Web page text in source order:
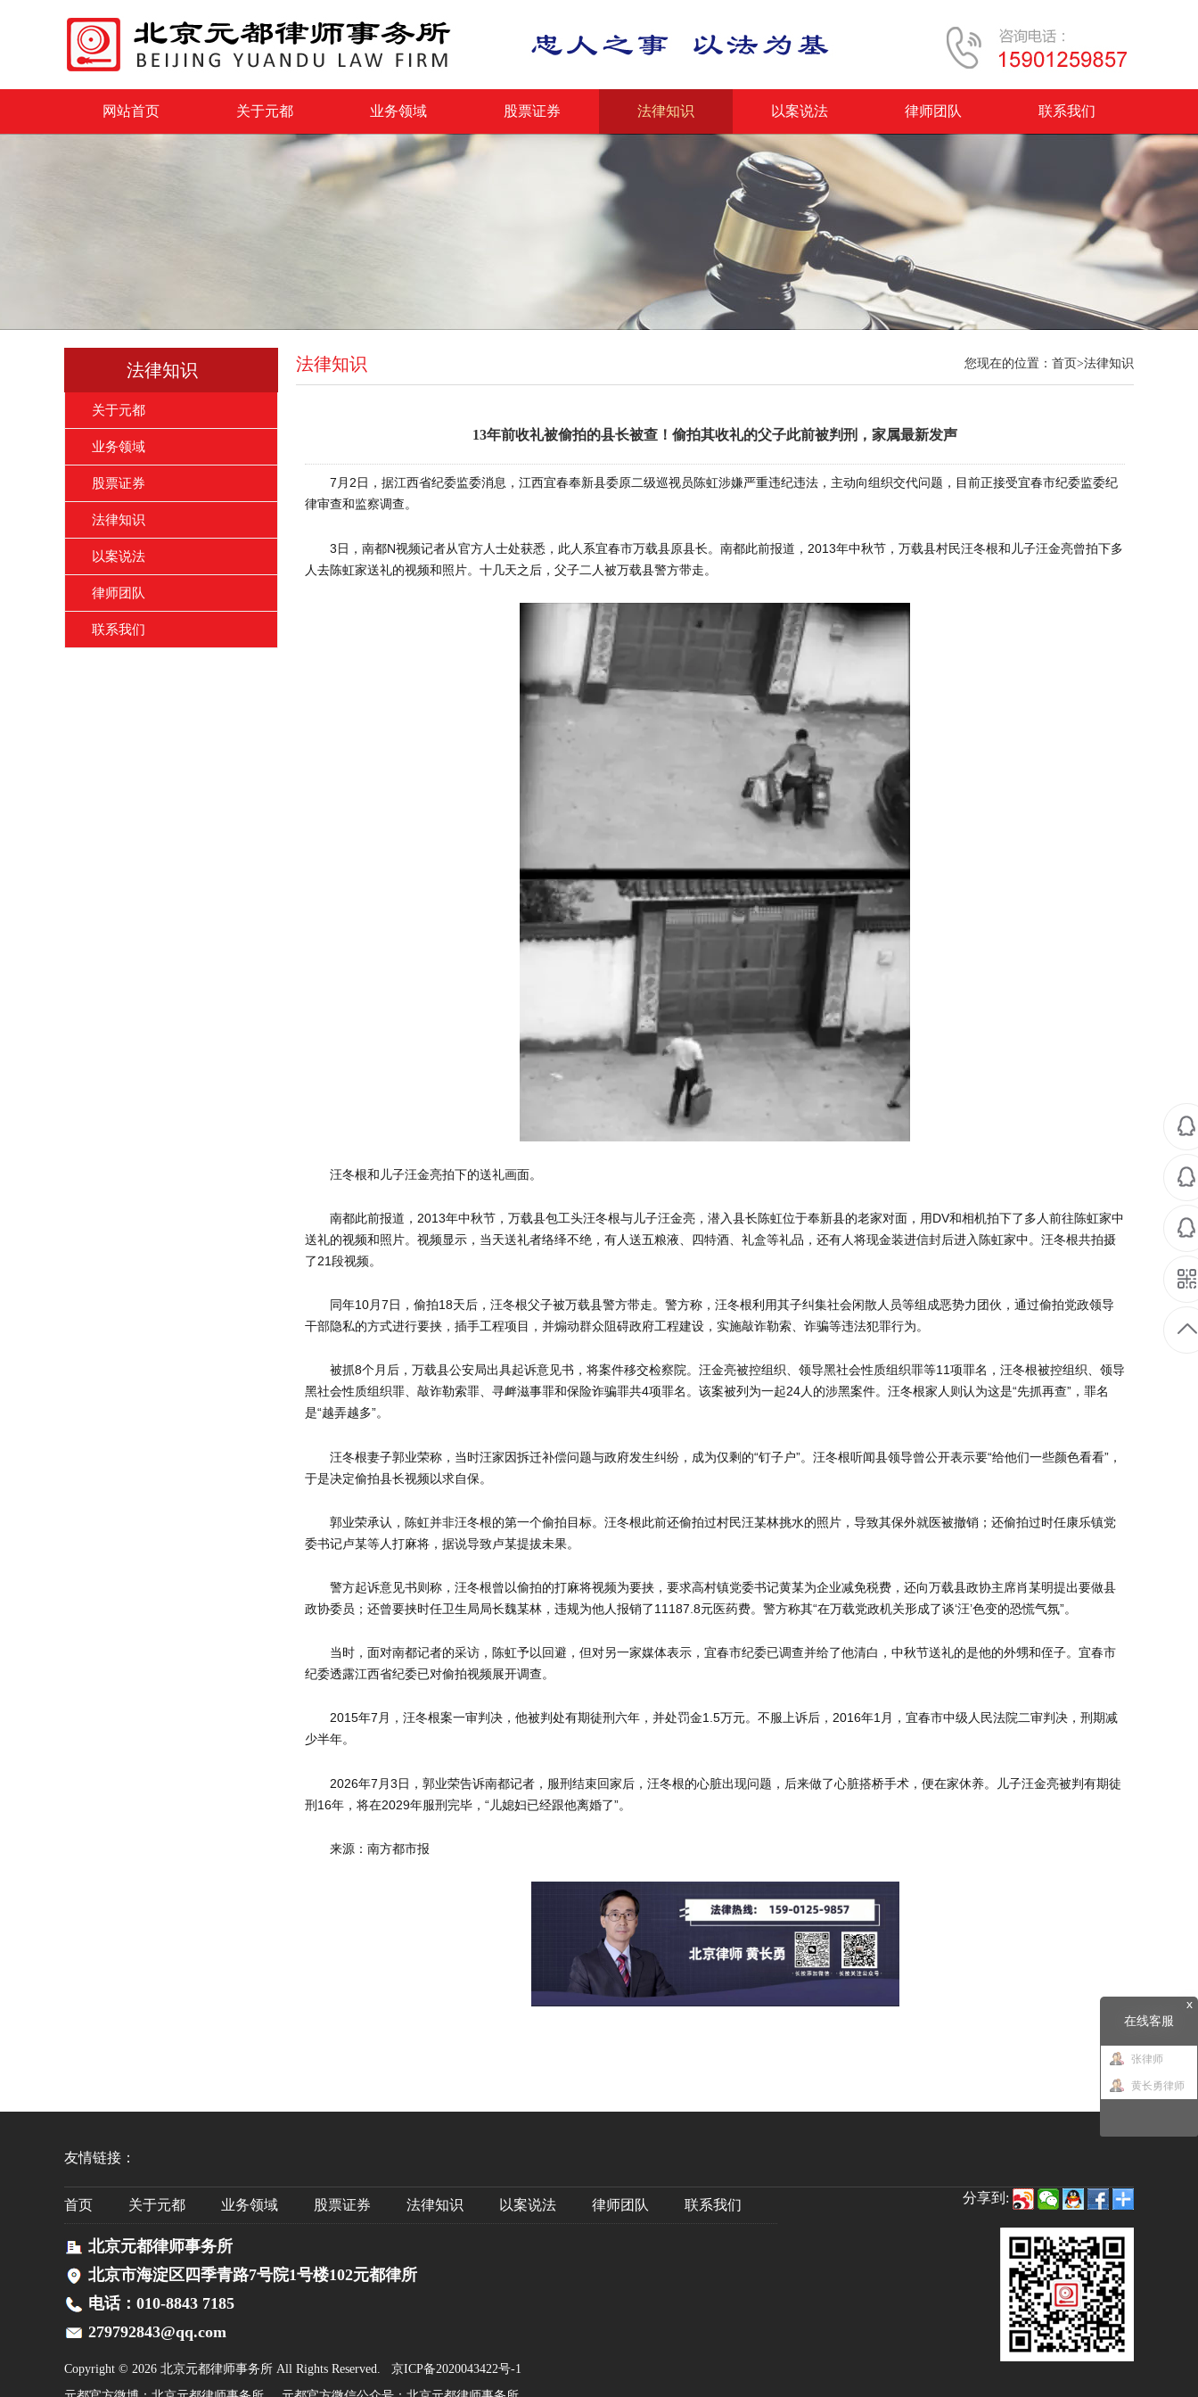
在线客服
x
张律师
黄长勇律师
网站首页 关于元都 业务领域 股票证券 法律知识 以案说法 律师团队 联系我们
法律知识
关于元都
业务领域
股票证券
法律知识
以案说法
律师团队
联系我们
法律知识 您现在的位置： 首页>法律知识
13年前收礼被偷拍的县长被查！偷拍其收礼的父子此前被判刑，家属最新发声
7月2日，据江西省纪委监委消息，江西宜春奉新县委原二级巡视员陈虹涉嫌严重违纪违法，主动向组织交代问题，目前正接受宜春市纪委监委纪
律审查和监察调查。
3日，南都N视频记者从官方人士处获悉，此人系宜春市万载县原县长。南都此前报道，2013年中秋节，万载县村民汪冬根和儿子汪金亮曾拍下多
人去陈虹家送礼的视频和照片。十几天之后，父子二人被万载县警方带走。
汪冬根和儿子汪金亮拍下的送礼画面。
南都此前报道，2013年中秋节，万载县包工头汪冬根与儿子汪金亮，潜入县长陈虹位于奉新县的老家对面，用DV和相机拍下了多人前往陈虹家中
送礼的视频和照片。视频显示，当天送礼者络绎不绝，有人送五粮液、四特酒、礼盒等礼品，还有人将现金装进信封后进入陈虹家中。汪冬根共拍摄
了21段视频。
同年10月7日，偷拍18天后，汪冬根父子被万载县警方带走。警方称，汪冬根利用其子纠集社会闲散人员等组成恶势力团伙，通过偷拍党政领导
干部隐私的方式进行要挟，插手工程项目，并煽动群众阻碍政府工程建设，实施敲诈勒索、诈骗等违法犯罪行为。
被抓8个月后，万载县公安局出具起诉意见书，将案件移交检察院。汪金亮被控组织、领导黑社会性质组织罪等11项罪名，汪冬根被控组织、领导
黑社会性质组织罪、敲诈勒索罪、寻衅滋事罪和保险诈骗罪共4项罪名。该案被列为一起24人的涉黑案件。汪冬根家人则认为这是“先抓再查”，罪名
是“越弄越多”。
汪冬根妻子郭业荣称，当时汪家因拆迁补偿问题与政府发生纠纷，成为仅剩的“钉子户”。汪冬根听闻县领导曾公开表示要“给他们一些颜色看看”，
于是决定偷拍县长视频以求自保。
郭业荣承认，陈虹并非汪冬根的第一个偷拍目标。汪冬根此前还偷拍过村民汪某林挑水的照片，导致其保外就医被撤销；还偷拍过时任康乐镇党
委书记卢某等人打麻将，据说导致卢某提拔未果。
警方起诉意见书则称，汪冬根曾以偷拍的打麻将视频为要挟，要求高村镇党委书记黄某为企业减免税费，还向万载县政协主席肖某明提出要做县
政协委员；还曾要挟时任卫生局局长魏某林，违规为他人报销了11187.8元医药费。警方称其“在万载党政机关形成了谈‘汪’色变的恐慌气氛”。
当时，面对南都记者的采访，陈虹予以回避，但对另一家媒体表示，宜春市纪委已调查并给了他清白，中秋节送礼的是他的外甥和侄子。宜春市
纪委透露江西省纪委已对偷拍视频展开调查。
2015年7月，汪冬根案一审判决，他被判处有期徒刑六年，并处罚金1.5万元。不服上诉后，2016年1月，宜春市中级人民法院二审判决，刑期减
少半年。
2026年7月3日，郭业荣告诉南都记者，服刑结束回家后，汪冬根的心脏出现问题，后来做了心脏搭桥手术，便在家休养。儿子汪金亮被判有期徒
刑16年，将在2029年服刑完毕，“儿媳妇已经跟他离婚了”。
来源：南方都市报
友情链接：
首页 关于元都 业务领域 股票证券 法律知识 以案说法 律师团队 联系我们
北京元都律师事务所
北京市海淀区四季青路7号院1号楼102元都律所
电话：010-8843 7185
279792843@qq.com
Copyright © 2026 北京元都律师事务所 All Rights Reserved. 京ICP备2020043422号-1
分享到: